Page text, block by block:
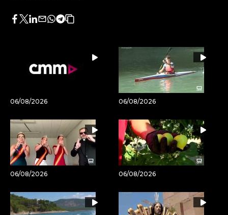
Facebook
Twitter
LinkedIn
Enviar
Whatsapp
Telegram
Copiar
06/08/2026 06/08/2026
06/08/2026 06/08/2026